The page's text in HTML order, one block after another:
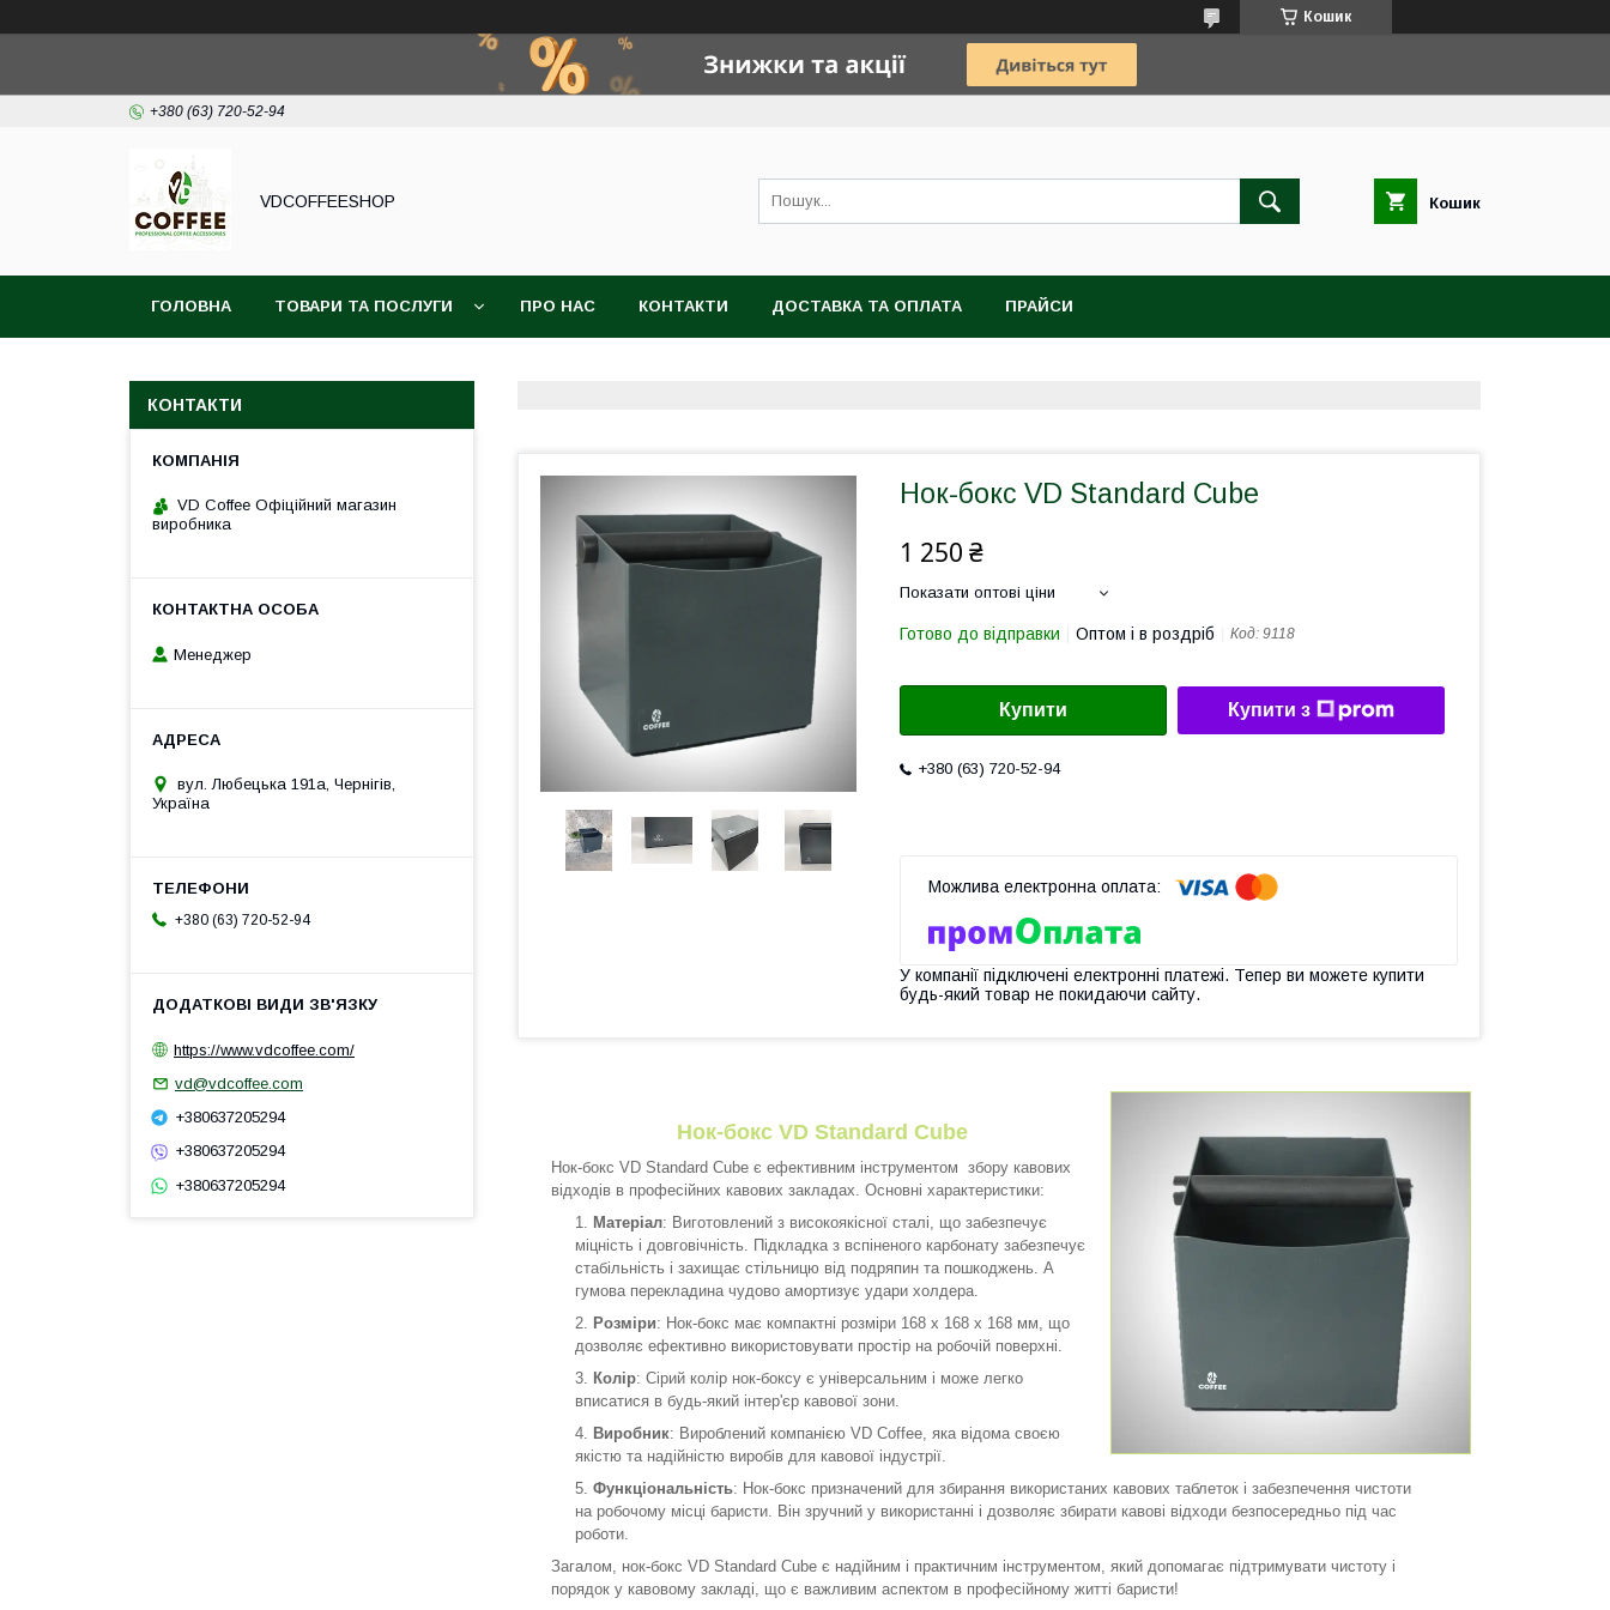
Кошик
+380 (63) 720-52-94
VDCOFFEESHOP Кошик
ГОЛОВНА ТОВАРИ ТА ПОСЛУГИ ПРО НАС КОНТАКТИ ДОСТАВКА ТА ОПЛАТА ПРАЙСИ
Нок-бокс VD Standard Cube
1 250 ₴
Показати оптові ціни
Готово до відправки Оптом і в роздріб Код: 9118
Купити Купити з
+380 (63) 720-52-94
У компанії підключені електронні платежі. Тепер ви можете купити
будь-який товар не покидаючи сайту.
Нок-бокс VD Standard Cube
Нок-бокс VD Standard Cube є ефективним інструментом збору кавових
відходів в професійних кавових закладах. Основні характеристики:
Матеріал: Виготовлений з високоякісної сталі, що забезпечує
міцність і довговічність. Підкладка з вспіненого карбонату забезпечує
стабільність і захищає стільницю від подряпин та пошкоджень. А
гумова перекладина чудово амортизує удари холдера.
Розміри: Нок-бокс має компактні розміри 168 х 168 х 168 мм, що
дозволяє ефективно використовувати простір на робочій поверхні.
Колір: Сірий колір нок-боксу є універсальним і може легко
вписатися в будь-який інтер'єр кавової зони.
Виробник: Вироблений компанією VD Coffee, яка відома своєю
якістю та надійністю виробів для кавової індустрії.
Функціональність: Нок-бокс призначений для збирання використаних кавових таблеток і забезпечення чистоти
на робочому місці баристи. Він зручний у використанні і дозволяє збирати кавові відходи безпосередньо під час
роботи.
Загалом, нок-бокс VD Standard Cube є надійним і практичним інструментом, який допомагає підтримувати чистоту і
порядок у кавовому закладі, що є важливим аспектом в професійному житті баристи!
КОНТАКТИ
VD Coffee Офіційний магазин
виробника
Менеджер
вул. Любецька 191а, Чернігів,
Україна
+380 (63) 720-52-94
https://www.vdcoffee.com/
vd@vdcoffee.com
+380637205294
+380637205294
+380637205294